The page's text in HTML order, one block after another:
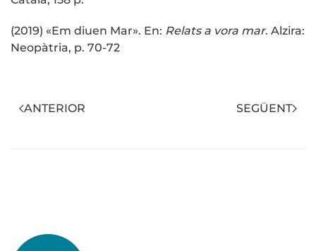
(2019) «Em diuen Mar». En: Relats a vora mar. Alzira:
Neopàtria, p. 70-72
ANTERIOR SEGÜENT